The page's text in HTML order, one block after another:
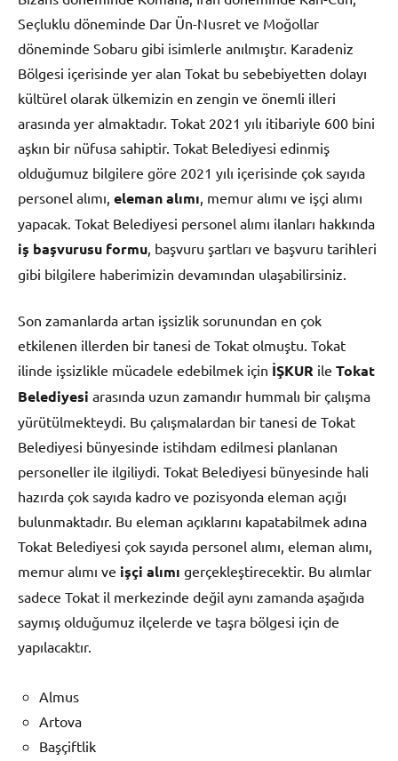
Seçluklu döneminde Dar Ün-Nusret ve Moğollar
döneminde Sobaru gibi isimlerle anılmıştır. Karadeniz
Bölgesi içerisinde yer alan Tokat bu sebebiyetten dolayı
kültürel olarak ülkemizin en zengin ve önemli illeri
arasında yer almaktadır. Tokat 2021 yılı itibariyle 600 bini
aşkın bir nüfusa sahiptir. Tokat Belediyesi edinmiş
olduğumuz bilgilere göre 2021 yılı içerisinde çok sayıda
personel alımı, eleman alımı, memur alımı ve işçi alımı
yapacak. Tokat Belediyesi personel alımı ilanları hakkında
iş başvurusu formu, başvuru şartları ve başvuru tarihleri
gibi bilgilere haberimizin devamından ulaşabilirsiniz.
Son zamanlarda artan işsizlik sorunundan en çok
etkilenen illerden bir tanesi de Tokat olmuştu. Tokat
ilinde işsizlikle mücadele edebilmek için İŞKUR ile Tokat
Belediyesi arasında uzun zamandır hummalı bir çalışma
yürütülmekteydi. Bu çalışmalardan bir tanesi de Tokat
Belediyesi bünyesinde istihdam edilmesi planlanan
personeller ile ilgiliydi. Tokat Belediyesi bünyesinde hali
hazırda çok sayıda kadro ve pozisyonda eleman açığı
bulunmaktadır. Bu eleman açıklarını kapatabilmek adına
Tokat Belediyesi çok sayıda personel alımı, eleman alımı,
memur alımı ve işçi alımı gerçekleştirecektir. Bu alımlar
sadece Tokat il merkezinde değil aynı zamanda aşağıda
saymış olduğumuz ilçelerde ve taşra bölgesi için de
yapılacaktır.
Almus
Artova
Başçiftlik